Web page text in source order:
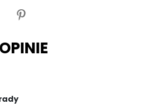
OPINIE